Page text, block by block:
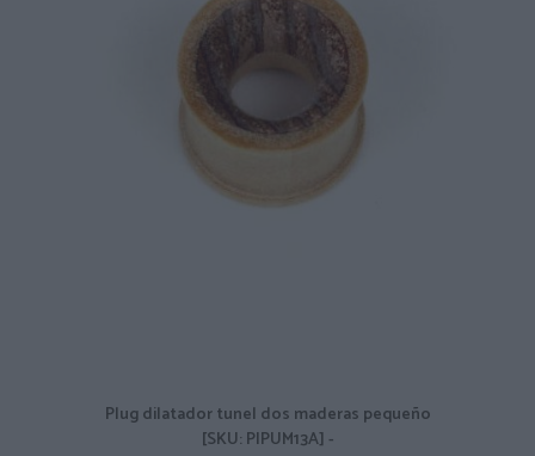
Plug dilatador tunel dos maderas pequeño
[SKU: PIPUM13A] -